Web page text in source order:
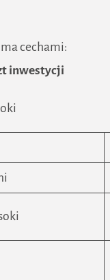
cechami:
inwestycji